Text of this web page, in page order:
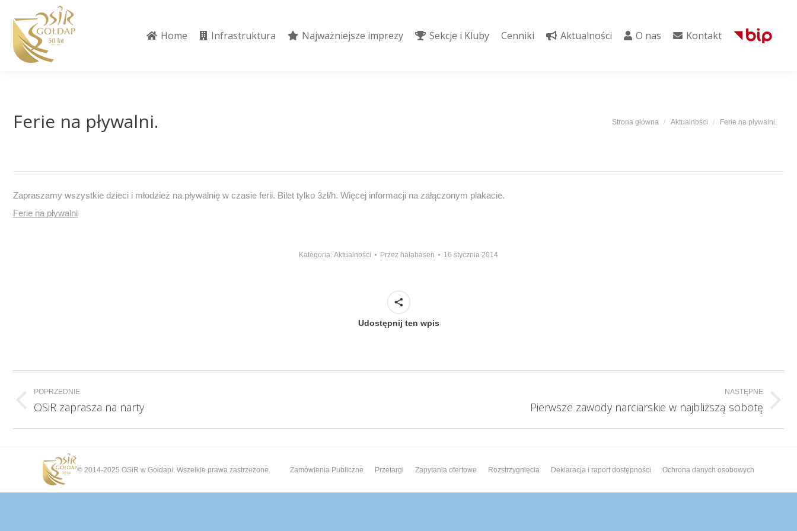
Home Infrastruktura Najważniejsze imprezy Sekcje i Kluby Cenniki Aktualności O nas Kontakt
Ferie na pływalni. Jesteś tutaj:
Strona główna Aktualności Ferie na pływalni.
Zapraszamy wszystkie dzieci i młodzież na pływalnię w czasie ferii. Bilet tylko 3zł/h. Więcej informacji na załączonym plakacie.
Ferie na pływalni
Kategoria: Aktualności Przez halabasen 16 stycznia 2014
Udostępnij ten wpis
Nawigacja
wpisów
POPRZEDNIE
Poprzedni
OSiR zaprasza na narty
NASTĘPNE
Pierwsze zawody narciarskie w najbliższą sobotę
© 2014-2025 OSiR w Gołdapi. Wszelkie prawa zastrzeżone. Zamówienia Publiczne Przetargi Zapytania ofertowe Rozstrzygnięcia Deklaracja i raport dostępności Ochrona danych osobowych
Home Infrastruktura Najważniejsze imprezy Sekcje i Kluby Cenniki Aktualności O nas Kontakt